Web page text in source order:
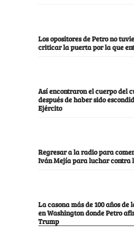
Los opositores de Petro no
criticar la puerta por la que
Así encontraron el cuerpo del
después de haber sido
Ejército
Regresar a la radio para
Iván Mejía para luchar contra
La casona más de 100 años
en Washington donde Petro
Trump